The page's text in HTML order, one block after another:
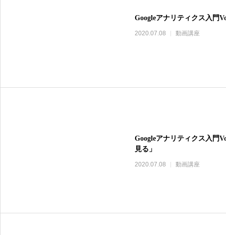
Googleアナリティクス入門
2020.07.08 動画講座
Googleアナリティクス入門
見る」
2020.07.08 動画講座